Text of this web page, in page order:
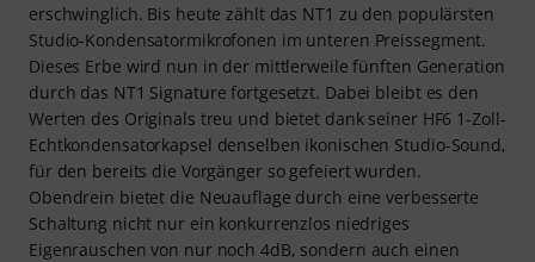
erschwinglich. Bis heute zählt das NT1 zu den populärsten
Studio-Kondensatormikrofonen im unteren Preissegment.
Dieses Erbe wird nun in der mittlerweile fünften Generation
durch das NT1 Signature fortgesetzt. Dabei bleibt es den
Werten des Originals treu und bietet dank seiner HF6 1-Zoll-
Echtkondensatorkapsel denselben ikonischen Studio-Sound,
für den bereits die Vorgänger so gefeiert wurden.
Obendrein bietet die Neuauflage durch eine verbesserte
Schaltung nicht nur ein konkurrenzlos niedriges
Eigenrauschen von nur noch 4dB, sondern auch einen